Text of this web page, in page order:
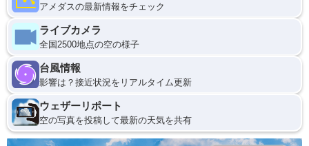
アメダスの最新情報をチェック
ライブカメラ
全国2500地点の空の様子
台風情報
影響は？接近状況をリアルタイム更新
ウェザーリポート
空の写真を投稿して最新の天気を共有